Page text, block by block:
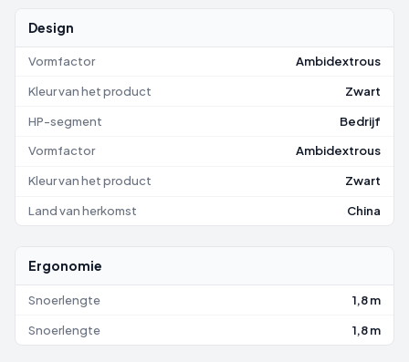
Design
Vormfactor Ambidextrous
Kleur van het product Zwart
HP-segment Bedrijf
Vormfactor Ambidextrous
Kleur van het product Zwart
Land van herkomst China
Ergonomie
Snoerlengte 1,8 m
Snoerlengte 1,8 m